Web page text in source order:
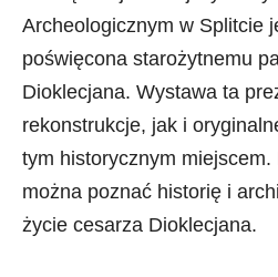
Archeologicznym w Splitcie
poświęcona starożytnemu
Dioklecjana. Wystawa ta
rekonstrukcje, jak i
tym historycznym
można poznać historię i
życie cesarza Dioklecjana.